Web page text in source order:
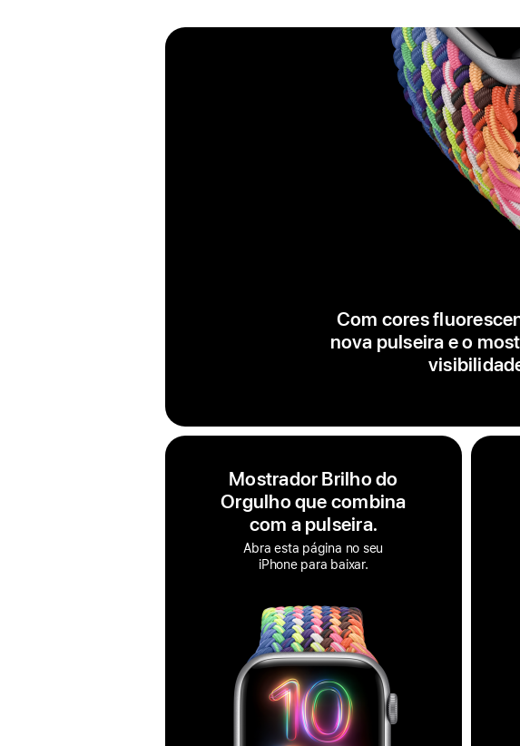
Com cores
nova pulseira e o
Mostrador Brilho do
Orgulho que combina
com a pulseira.
Abra esta página no seu
iPhone para baixar.